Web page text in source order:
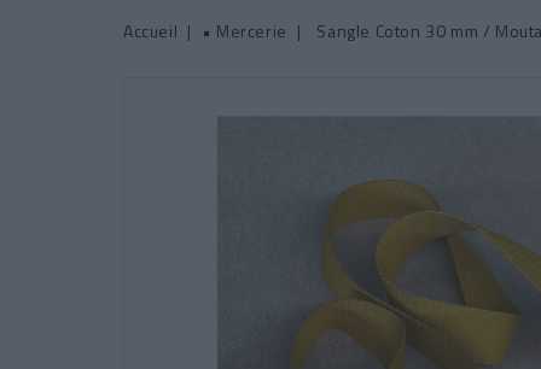
Accueil • Mercerie Sangle Coton 30 mm /